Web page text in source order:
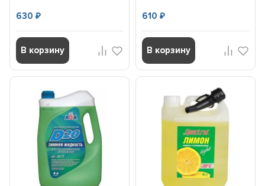
630₽
В корзину
610 ₽
В корзину